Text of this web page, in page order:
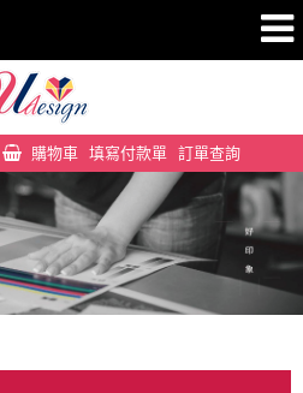
購物車 填寫付款單 訂單查詢